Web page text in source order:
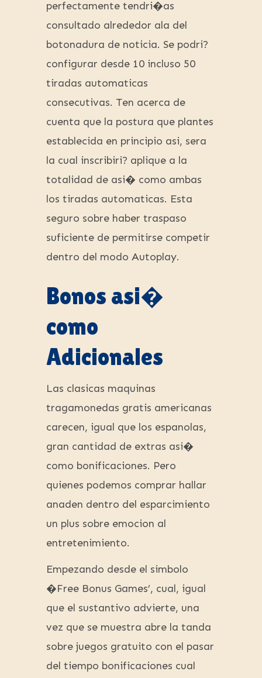
perfectamente tendri�as
consultado alrededor ala del
botonadura de noticia. Se podri?
configurar desde 10 incluso 50
tiradas automaticas
consecutivas. Ten acerca de
cuenta que la postura que plantes
establecida en principio asi, sera
la cual inscribiri? aplique a la
totalidad de asi� como ambas
los tiradas automaticas. Esta
seguro sobre haber traspaso
suficiente de permitirse competir
dentro del modo Autoplay.
Bonos asi�
como
Adicionales
Las clasicas maquinas
tragamonedas gratis americanas
carecen, igual que los espanolas,
gran cantidad de extras asi�
como bonificaciones. Pero
quienes podemos comprar hallar
anaden dentro del esparcimiento
un plus sobre emocion al
entretenimiento.
Empezando desde el simbolo
�Free Bonus Games’, cual, igual
que el sustantivo advierte, una
vez que se muestra abre la tanda
sobre juegos gratuito con el pasar
del tiempo bonificaciones cual